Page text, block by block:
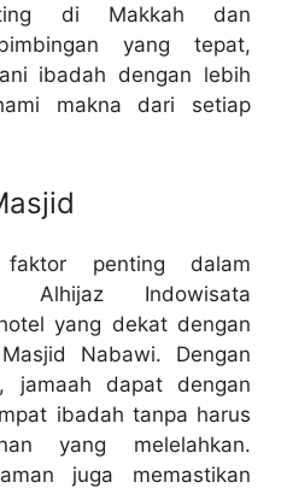
di Makkah dan
yang tepat,
ibadah dengan lebih
makna dari setiap
faktor penting dalam
Alhijaz Indowisata
yang dekat dengan
Nabawi. Dengan
jamaah dapat dengan
ibadah tanpa harus
yang melelahkan.
juga memastikan